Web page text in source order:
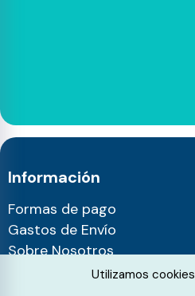
Información
Formas de pago
Gastos de Envío
Sobre Nosotros
Cookie
Utilizamos